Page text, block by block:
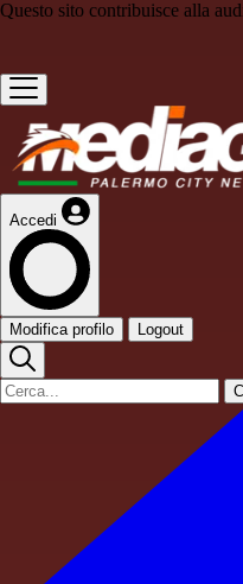
Questo sito contribuisce alla
Accedi
Modifica profilo Logout